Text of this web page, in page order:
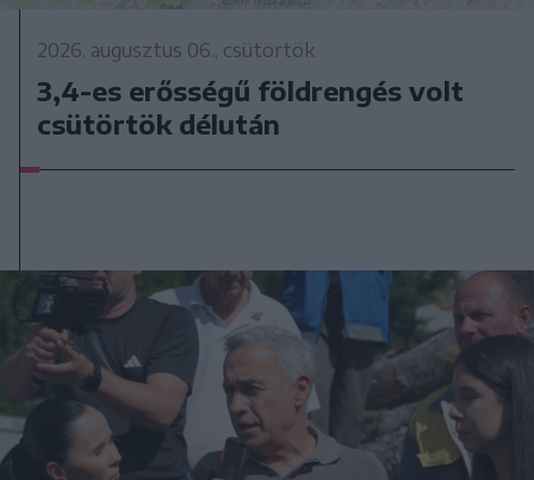
2026. augusztus 06., csütörtök
3,4-es erősségű földrengés volt
csütörtök délután